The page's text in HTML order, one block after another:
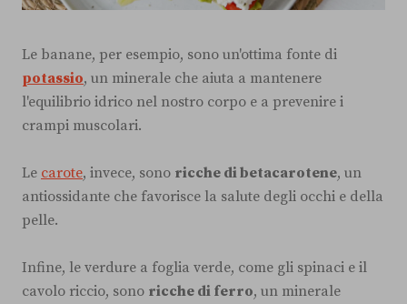
Le banane, per esempio, sono un'ottima fonte di
potassio, un minerale che aiuta a mantenere
l'equilibrio idrico nel nostro corpo e a prevenire i
crampi muscolari.
Le carote, invece, sono ricche di betacarotene, un
antiossidante che favorisce la salute degli occhi e della
pelle.
Infine, le verdure a foglia verde, come gli spinaci e il
cavolo riccio, sono ricche di ferro, un minerale